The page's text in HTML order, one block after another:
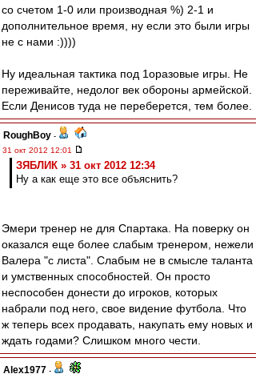
со счетом 1-0 или производная %) 2-1 и
дополнительное время, ну если это были игры
не с нами :))))
Ну идеальная тактика под 1оразовые игры. Не
переживайте, недолог век обороны армейской.
Если Денисов туда не переберется, тем более.
RoughBoy -
31 окт 2012 12:01
ЗЯБЛИК » 31 окт 2012 12:34
Ну а как еще это все объяснить?
Эмери тренер не для Спартака. На поверку он
оказался еще более слабым тренером, нежели
Валера "с листа". Слабым не в смысле таланта
и умственных способностей. Он просто
неспособен донести до игроков, которых
набрали под него, свое видение футбола. Что
ж теперь всех продавать, накупать ему новых и
ждать годами? Слишком много чести.
Alex1977 -